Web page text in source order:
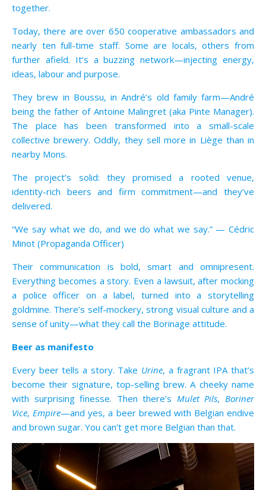
together.
Today, there are over 650 cooperative ambassadors and
nearly ten full-time staff. Some are locals, others from
further afield. It’s a buzzing network—injecting energy,
ideas, labour and purpose.
They brew in Boussu, in André’s old family farm—André
being the father of Antoine Malingret (aka Pinte Manager).
The place has been transformed into a small-scale
collective brewery. Oddly, they sell more in Liège than in
nearby Mons.
The project’s solid: they promised a rooted venue,
identity-rich beers and firm commitment—and they’ve
delivered.
“We say what we do, and we do what we say.” — Cédric
Minot (Propaganda Officer)
Their communication is bold, smart and omnipresent.
Everything becomes a story. Even a lawsuit, after mocking
a police officer on a label, turned into a storytelling
goldmine. There’s self-mockery, strong visual culture and a
sense of unity—what they call the Borinage attitude.
Beer as manifesto
Every beer tells a story. Take Urine, a fragrant IPA that’s
become their signature, top-selling brew. A cheeky name
with surprising finesse. Then there’s Mulet Pils, Boriner
Vice, Empire—and yes, a beer brewed with Belgian endive
and brown sugar. You can’t get more Belgian than that.